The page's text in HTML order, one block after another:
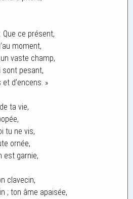
ce présent,
moment,
vaste champ,
sont pesant,
d’encens. »
ta vie,
tu ne vis,
ornée,
est garnie,
clavecin,
; ton âme apaisée,